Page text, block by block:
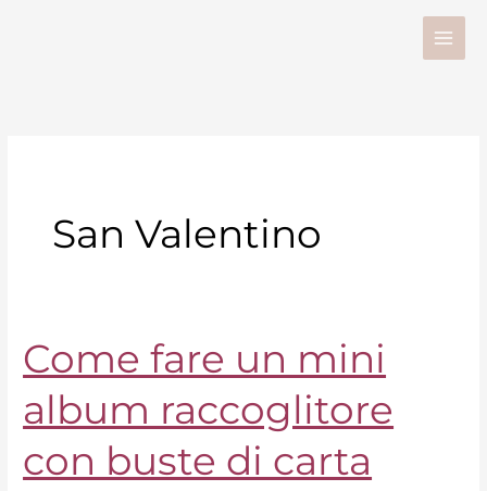
San Valentino
Come fare un mini
album raccoglitore
con buste di carta
Come
fare
un
mini
album
raccoglitore